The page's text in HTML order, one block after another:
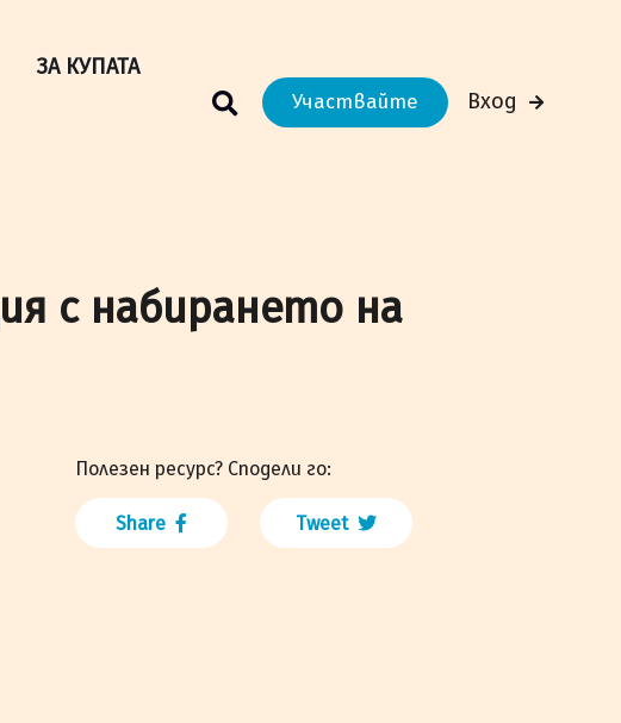
ЗА КУПАТА
Участвайте Вход
с набирането на
Полезен ресурс? Сподели го:
Share Tweet